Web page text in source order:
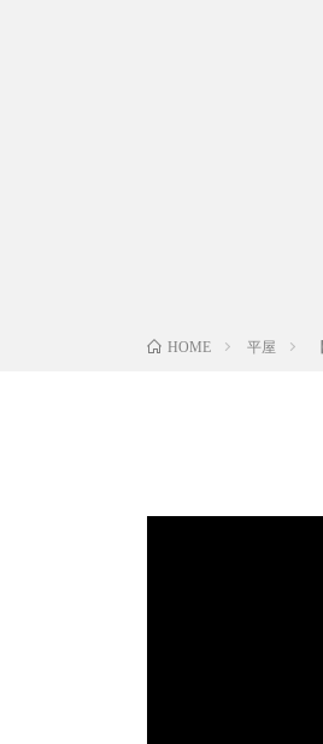
HOME 平屋